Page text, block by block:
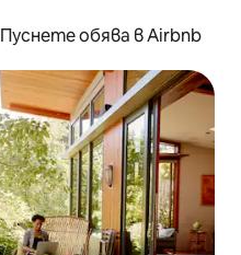
Пуснете обява в Airbnb